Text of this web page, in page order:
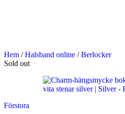
Hem / Halsband online / Berlocker
Sold out
Förstora